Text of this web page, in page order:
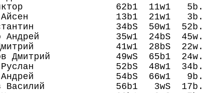
62b1 11w1 5b.
Айсен 13b1 21w1 3b.
34bЅ 50w1 52b.
Андрей 35w1 24bЅ
41w1 28bЅ
Дмитрий 49wЅ 65b1
Руслан 52bЅ 48w1 34b.
Андрей 54bЅ 66w1 9b.
Василий 56b1 3wЅ 17b.